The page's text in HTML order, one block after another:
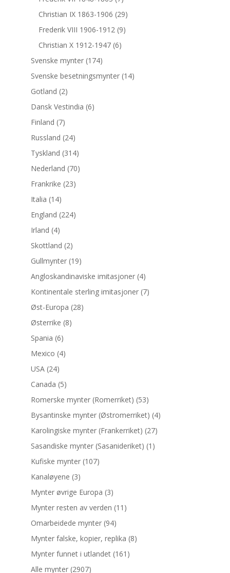
Christian IX 1863-1906 (29)
Frederik VIII 1906-1912 (9)
Christian X 1912-1947 (6)
Svenske mynter (174)
Svenske besetningsmynter (14)
Gotland (2)
Dansk Vestindia (6)
Finland (7)
Russland (24)
Tyskland (314)
Nederland (70)
Frankrike (23)
Italia (14)
England (224)
Irland (4)
Skottland (2)
Gullmynter (19)
Angloskandinaviske imitasjoner (4)
Kontinentale sterling imitasjoner (7)
Øst-Europa (28)
Østerrike (8)
Spania (6)
Mexico (4)
USA (24)
Canada (5)
Romerske mynter (Romerriket) (53)
Bysantinske mynter (Østromerriket) (4)
Karolingiske mynter (Frankerriket) (27)
Sasandiske mynter (Sasanideriket) (1)
Kufiske mynter (107)
Kanaløyene (3)
Mynter øvrige Europa (3)
Mynter resten av verden (11)
Omarbeidede mynter (94)
Mynter falske, kopier, replika (8)
Mynter funnet i utlandet (161)
Alle mynter (2907)